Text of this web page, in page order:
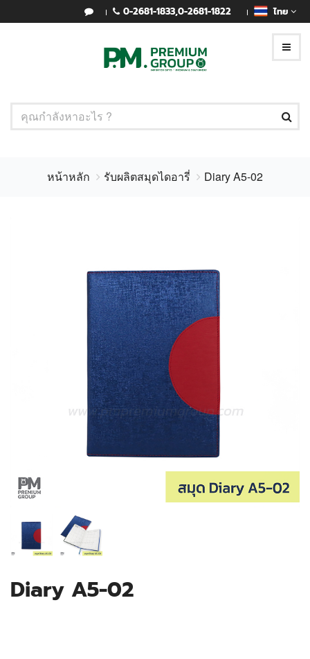
0-2681-1833,0-2681-1822 ไทย
หน้าหลัก รับผลิตสมุดไดอารี่ Diary A5-02
Diary A5-02